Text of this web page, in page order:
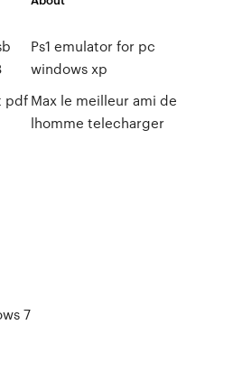
pdf
Ps1 emulator for pc
windows xp
Max le meilleur ami de
lhomme telecharger
7